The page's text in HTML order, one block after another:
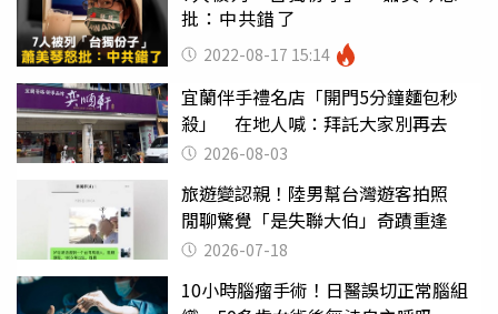
批：中共錯了
2022-08-17 15:14
宜蘭伴手禮名店「開門5分鐘麵包秒
殺」 在地人喊：拜託大家別再去
2026-08-03
旅遊變認親！陸男幫台灣遊客拍照
閒聊驚覺「是失聯大伯」奇蹟重逢
2026-07-18
10小時腦瘤手術！日醫誤切正常腦組